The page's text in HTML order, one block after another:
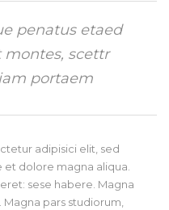
penatus etaed
scettr
portaem
adipisici elit, sed
dolore magna aliqua.
sese habere. Magna
pars studiorum,